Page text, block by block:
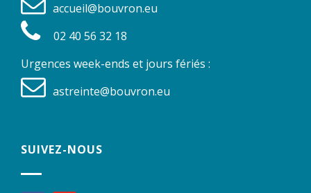
accueil@bouvron.eu
02 40 56 32 18
Urgences week-ends et jours fériés :
astreinte@bouvron.eu
SUIVEZ-NOUS